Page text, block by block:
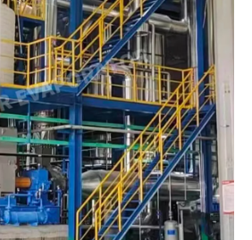
MVR
pompy ciepła
suchy w płynie